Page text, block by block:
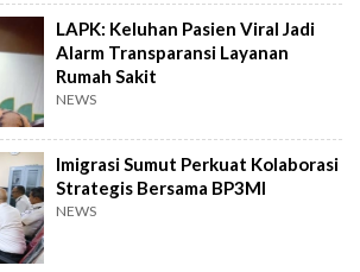
LAPK: Keluhan Pasien Viral Jadi
Alarm Transparansi Layanan
Rumah Sakit
NEWS
Imigrasi Sumut Perkuat Kolaborasi
Strategis Bersama BP3MI
NEWS